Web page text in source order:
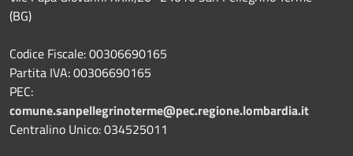
(BG)
Codice Fiscale: 00306690165
Partita IVA: 00306690165
PEC:
comune.sanpellegrinoterme@pec.regione.lombardia.it
Centralino Unico: 034525011